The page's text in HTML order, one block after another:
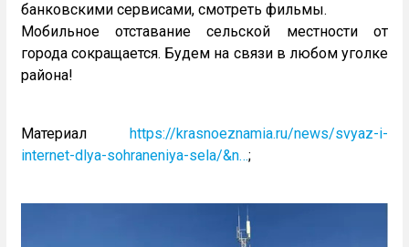
банковскими сервисами, смотреть фильмы.
Мобильное отставание сельской местности от
города сокращается. Будем на связи в любом уголке
района!
Материалhttps://krasnoeznamia.ru/news/svyaz-i-
internet-dlya-sohraneniya-sela/&n…;